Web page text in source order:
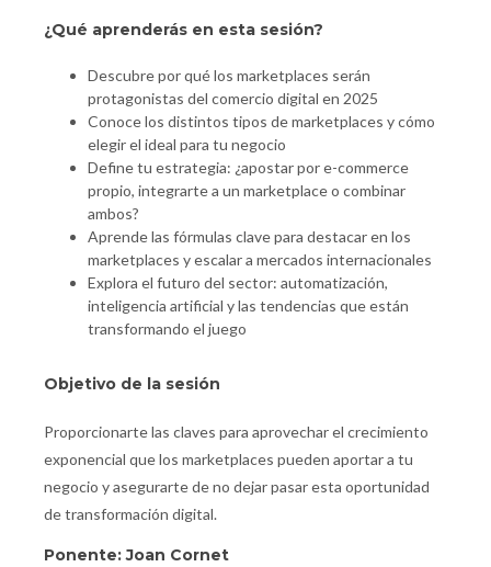
¿Qué aprenderás en esta sesión?
Descubre por qué los marketplaces serán
protagonistas del comercio digital en 2025
Conoce los distintos tipos de marketplaces y cómo
elegir el ideal para tu negocio
Define tu estrategia: ¿apostar por e-commerce
propio, integrarte a un marketplace o combinar
ambos?
Aprende las fórmulas clave para destacar en los
marketplaces y escalar a mercados internacionales
Explora el futuro del sector: automatización,
inteligencia artificial y las tendencias que están
transformando el juego
Objetivo de la sesión
Proporcionarte las claves para aprovechar el crecimiento
exponencial que los marketplaces pueden aportar a tu
negocio y asegurarte de no dejar pasar esta oportunidad
de transformación digital.
Ponente: Joan Cornet